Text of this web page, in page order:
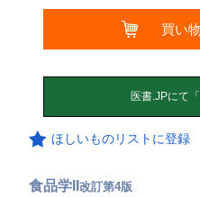
買い
ほしいものリストに登録
食品学II改訂第4版